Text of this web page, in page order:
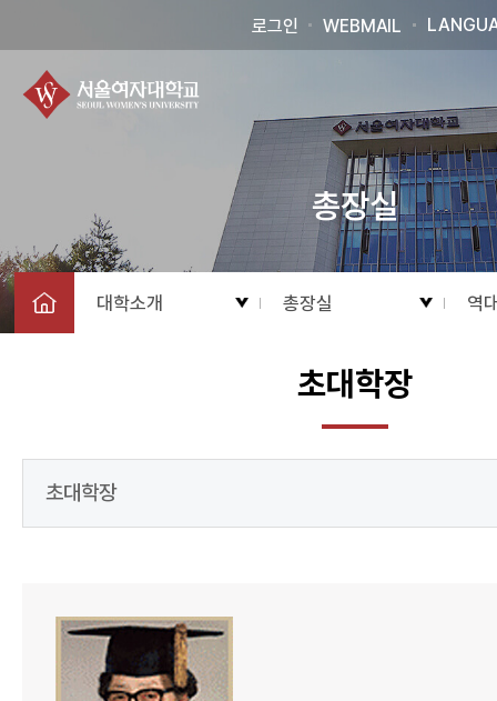
총장실
로그인 WEBMAIL
대학소개 총장실 역
초대학장
초대학장